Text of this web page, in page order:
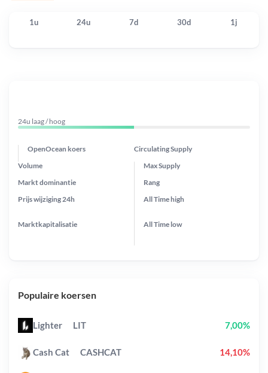
1u 24u 7d 30d 1j
24u laag / hoog
OpenOcean koers Circulating Supply
Prijs wijziging 24h
Max Supply
Markt dominantie
Marktkapitalisatie
Volume
Rang
All Timehigh
All Time low
Populaire koersen
Lighter LIT 7,00%
Cash Cat CASHCAT 14,10%